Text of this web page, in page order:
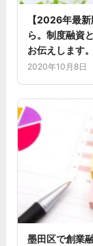
【2026年最
ら。制度融資
お伝えします。
2020年10月8日
墨田区で創業